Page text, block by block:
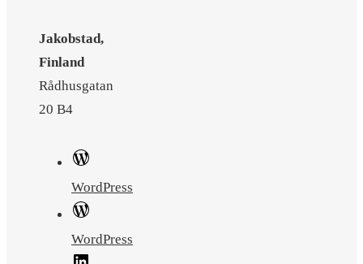
Jakobstad,
Finland
Rådhusgatan
20 B4
WordPress
WordPress